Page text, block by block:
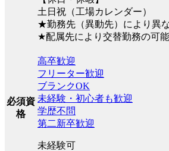
土日祝（工場カレンダー）
★勤務先（異動先）により異
★配属先により交替勤務の可
必須資
格
高卒歓迎
フリーター歓迎
ブランクOK
未経験・初心者も歓迎
学歴不問
第二新卒歓迎
未経験可